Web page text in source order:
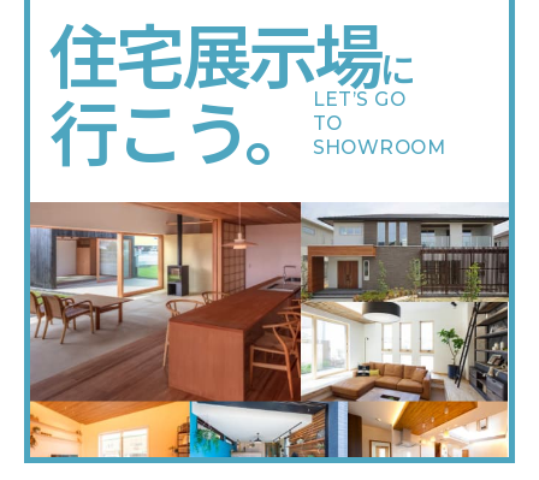
住宅展示場に
行こう。